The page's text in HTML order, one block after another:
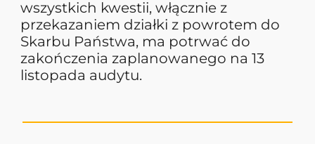
wszystkich kwestii, włącznie z
przekazaniem działki z powrotem do
Skarbu Państwa, ma potrwać do
zakończenia zaplanowanego na 13
listopada audytu.